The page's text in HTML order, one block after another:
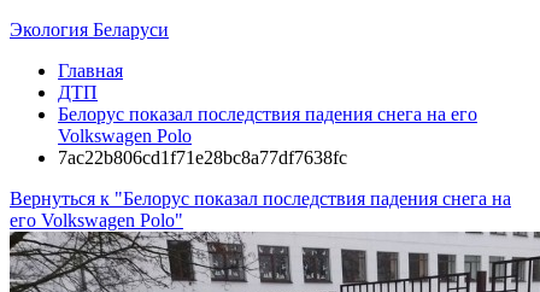
Экология Беларуси
Главная
ДТП
Белорус показал последствия падения снега на его
Volkswagen Polo
7ac22b806cd1f71e28bc8a77df7638fc
Вернуться к "Белорус показал последствия падения снега на
его Volkswagen Polo"